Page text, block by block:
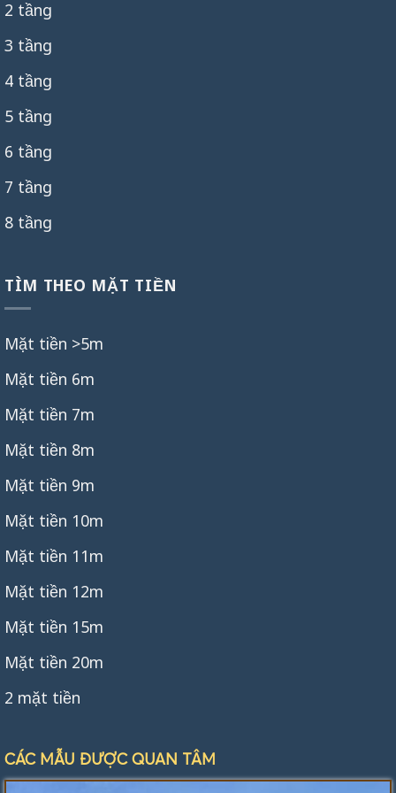
2 tầng
3 tầng
4 tầng
5 tầng
6 tầng
7 tầng
8 tầng
TÌM THEO MẶT TIỀN
Mặt tiền >5m
Mặt tiền 6m
Mặt tiền 7m
Mặt tiền 8m
Mặt tiền 9m
Mặt tiền 10m
Mặt tiền 11m
Mặt tiền 12m
Mặt tiền 15m
Mặt tiền 20m
2 mặt tiền
CÁC MẪU ĐƯỢC QUAN TÂM